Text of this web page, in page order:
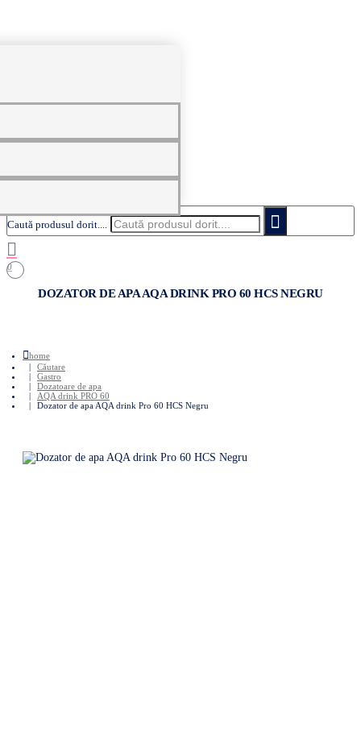
Caută produsul dorit....
0
DOZATOR DE APA AQA DRINK PRO 60 HCS NEGRU
home
Căutare
Gastro
Dozatoare de apa
AQA drink PRO 60
Dozator de apa AQA drink Pro 60 HCS Negru